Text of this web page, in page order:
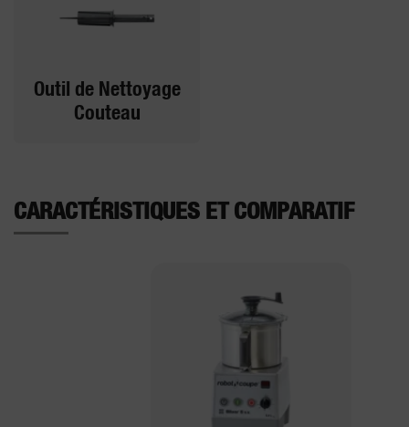
Outil de Nettoyage
Couteau
CARACTÉRISTIQUES ET COMPARATIF